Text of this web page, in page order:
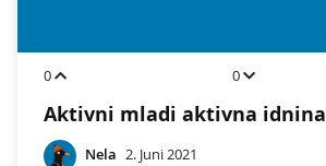
0 0
Aktivni mladi aktivna idnina
Nela 2. Juni 2021